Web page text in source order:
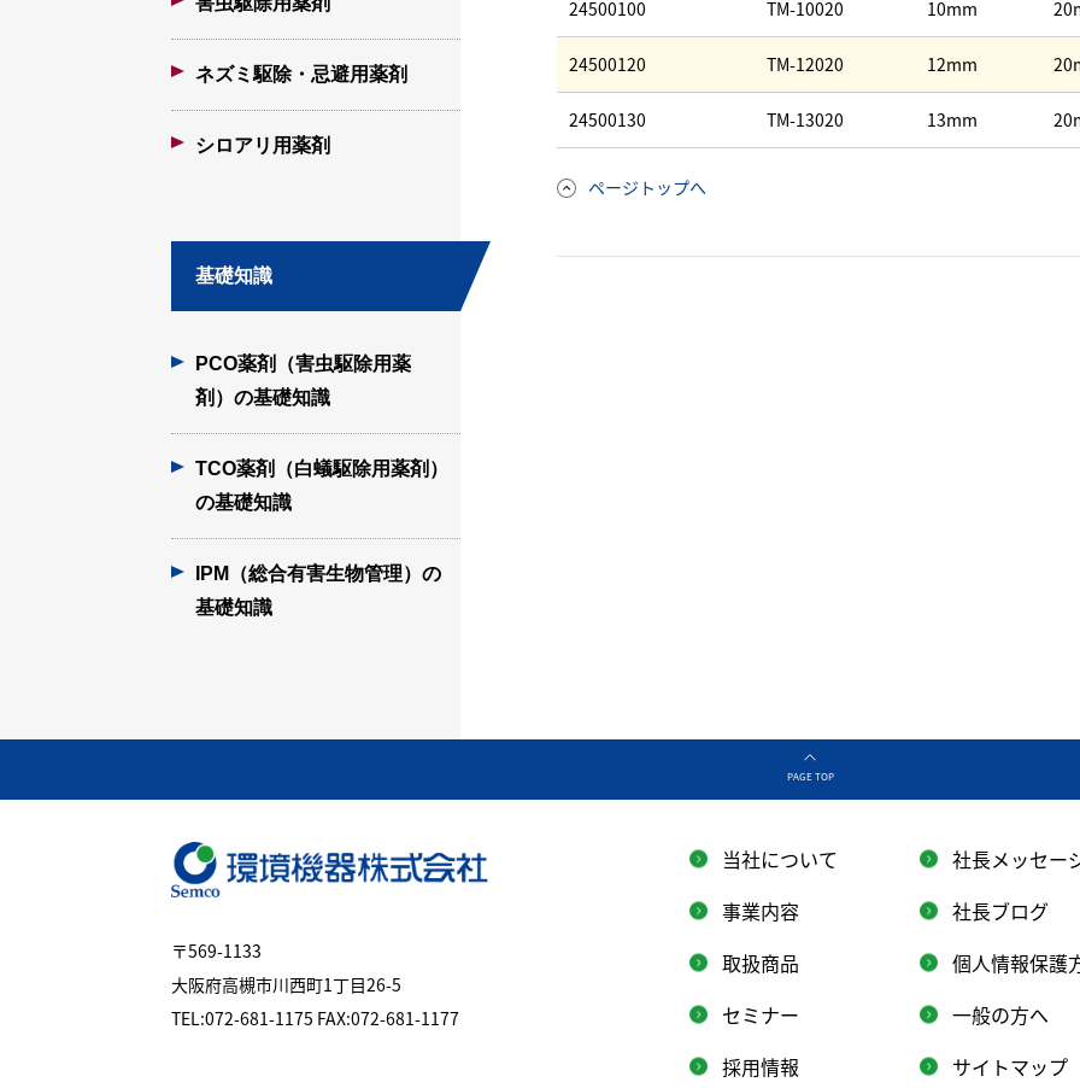
24500100 TM-10020 10mm
24500120 TM-12020 12mm
24500130 TM-13020 13mm
ページトップへ
ネズミ駆除・忌避用薬剤
シロアリ用薬剤
基礎知識
PCO薬剤（害虫駆除用薬
剤）の基礎知識
TCO薬剤（白蟻駆除用薬剤）
の基礎知識
IPM（総合有害生物管理）の
基礎知識
PAGE TOP
〒569-1133
大阪府高槻市川西町1丁目26-5
TEL:072-681-1175 FAX:072-681-1177
当社について
事業内容
取扱商品
セミナー
採用情報
社長メッセー
社長ブログ
個人情報保護
一般の方へ
サイトマップ